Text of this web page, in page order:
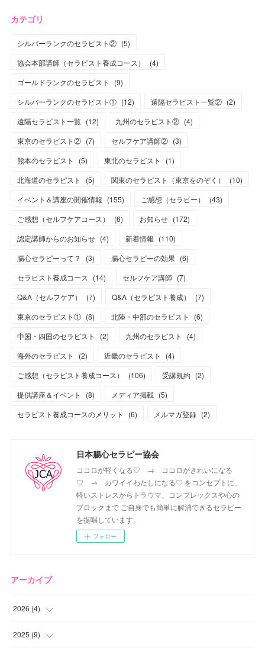
カテゴリ
シルバーランクのセラピスト② (5)
協会本部講師（セラピスト養成コース）
(4)
ゴールドランクのセラピスト
(9)
シルバーランクのセラピスト① (12) 遠隔セラピスト一覧② (2)
遠隔セラピスト一覧 (12) 九州のセラピスト② (4)
東京のセラピスト② (7) セルフケア講師② (3)
熊本のセラピスト
(5) 東北のセラピスト (1)
北海道のセラピスト
(5) 関東のセラピスト（東京をのぞく） (10)
イベント＆講座の開催情報 (155) ご感想（セラピー） (43)
ご感想（セルフケアコース）
(6) お知らせ (172)
認定講師からのお知らせ (4) 新着情報 (110)
腸心セラピーって？
(3) 腸心セラピーの効果 (6)
セラピスト養成コース (14) セルフケア講師 (7)
Q&A（セルフケア）
(7) Q&A（セラピスト養成） (7)
東京のセラピスト① (8) 北陸・中部のセラピスト (6)
中国・四国のセラピスト
(2) 九州のセラピスト (4)
海外のセラピスト
(2) 近畿のセラピスト (4)
ご感想（セラピスト養成コース）
(106) 受講規約 (2)
提供講座＆イベント
(8) メディア掲載 (5)
セラピスト養成コースのメリット
(6) メルマガ登録 (2)
日本腸心セラピー協会
ココロが軽くなる♡ → ココロがきれいになる
♡ → カワイイわたしになる♡ をコンセプトに、
軽いストレスからトラウマ、コンプレックスや心の
ブロックまで ご自身でも簡単に解消できるセラピー
を提唱しています。
フォロー
アーカイブ
2026 (4)
( )
2025 (9)